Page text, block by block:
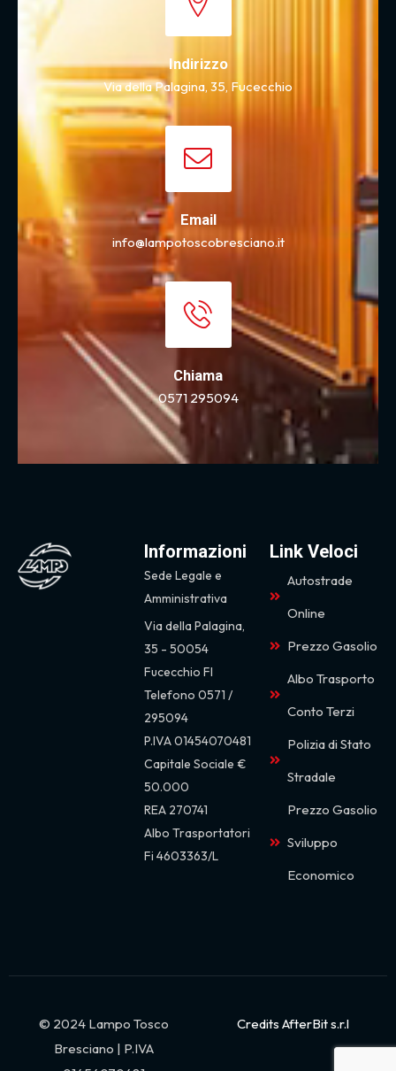
Indirizzo
Via della Palagina, 35, Fucecchio
Email
info@lampotoscobresciano.it
Chiama
0571 295094
Informazioni
Sede Legale e
Amministrativa
Via della Palagina,
35 - 50054
Fucecchio FI
Telefono 0571 /
295094
P.IVA 01454070481
Capitale Sociale €
50.000
REA 270741
Albo Trasportatori
Fi 4603363/L
Link Veloci
Autostrade
Online
Prezzo Gasolio
Albo Trasporto
Conto Terzi
Polizia di Stato
Stradale
Prezzo Gasolio
Sviluppo
Economico
© 2024 Lampo Tosco
Bresciano | P.IVA
Credits AfterBit s.r.l